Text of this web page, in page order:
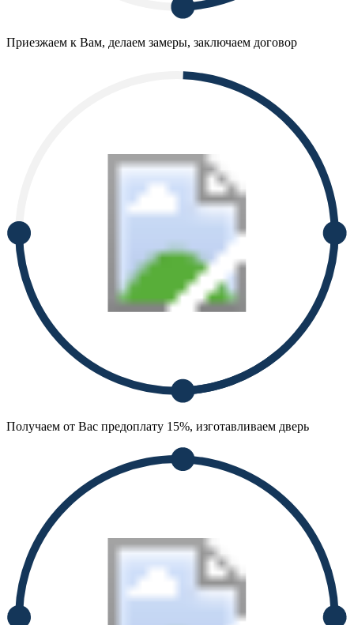
Приезжаем к Вам, делаем замеры, заключаем договор
Получаем от Вас предоплату 15%, изготавливаем дверь